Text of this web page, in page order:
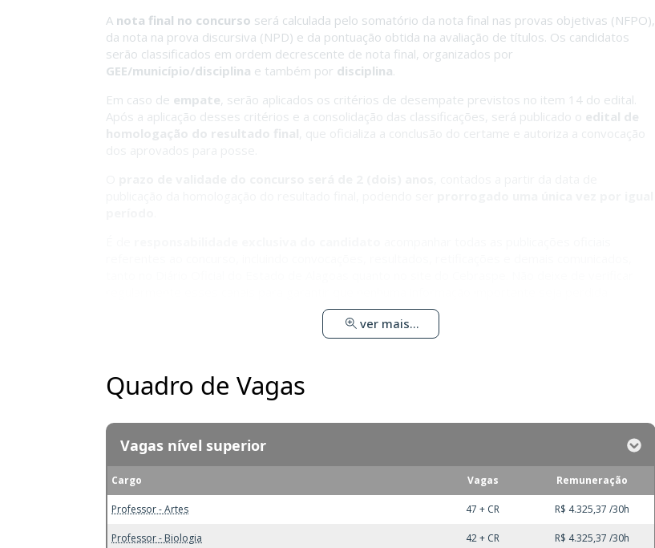
A nota final no concurso será calculada pelo somatório da nota final nas provas objetivas (NFPO),
da nota na prova discursiva (NPD) e da pontuação obtida na avaliação de títulos. Os candidatos
serão classificados em ordem decrescente de nota final, organizados por
GEE/município/disciplina e também por disciplina.
Em caso de empate , serão aplicados os critérios de desempate previstos no item 14 do edital.
Após a aplicação desses critérios e a consolidação das classificações, será publicado o edital de
homologação do resultado final , que oficializa a conclusão do certame e autoriza a convocação
ver mais...
Quadro de Vagas
Vagas nível superior
Cargo Vagas Remuneração
Professor - Artes 47 + CR R$ 4.325,37 /30h
Professor - Biologia 42 + CR R$ 4.325,37 /30h